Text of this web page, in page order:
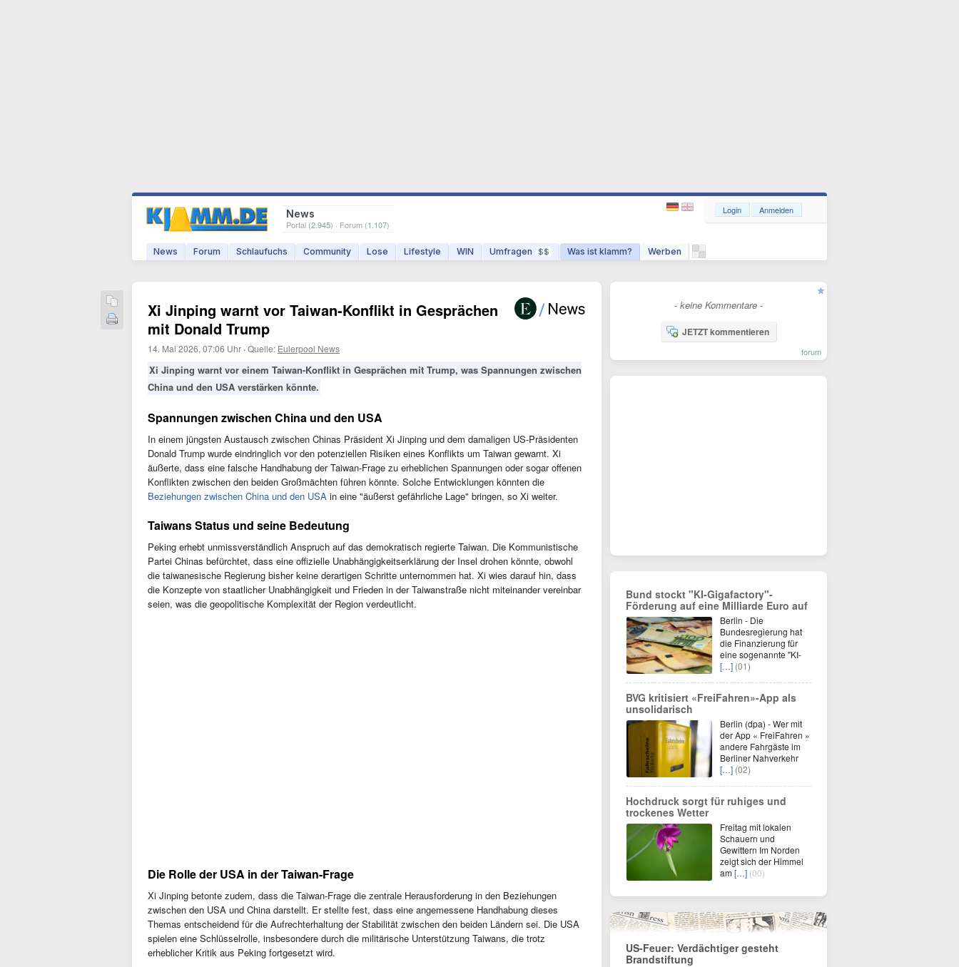
News
Portal (2.945) · Forum (1.107)
News Forum Schlaufuchs Community Lose Lifestyle WIN Umfragen $$ Was ist klamm? Werben
Login Anmelden
Xi Jinping warnt vor Taiwan-Konflikt in Gesprächen
mit Donald Trump
14. Mai 2026, 07:06 Uhr ·Quelle: Eulerpool News
Xi Jinping warnt vor einem Taiwan-Konflikt in Gesprächen mit Trump, was Spannungen zwischen
China und den USA verstärken könnte.
Spannungen zwischen China und den USA
In einem jüngsten Austausch zwischen Chinas Präsident Xi Jinping und dem damaligen US-Präsidenten
Donald Trump wurde eindringlich vor den potenziellen Risiken eines Konflikts um Taiwan gewarnt. Xi
äußerte, dass eine falsche Handhabung der Taiwan-Frage zu erheblichen Spannungen oder sogar offenen
Konflikten zwischen den beiden Großmächten führen könnte. Solche Entwicklungen könnten die
Beziehungen zwischen China und den USA in eine "äußerst gefährliche Lage" bringen, so Xi weiter.
Taiwans Status und seine Bedeutung
Peking erhebt unmissverständlich Anspruch auf das demokratisch regierte Taiwan. Die Kommunistische
Partei Chinas befürchtet, dass eine offizielle Unabhängigkeitserklärung der Insel drohen könnte, obwohl
die taiwanesische Regierung bisher keine derartigen Schritte unternommen hat. Xi wies darauf hin, dass
die Konzepte von staatlicher Unabhängigkeit und Frieden in der Taiwanstraße nicht miteinander vereinbar
seien, was die geopolitische Komplexität der Region verdeutlicht.
Die Rolle der USA in der Taiwan-Frage
Xi Jinping betonte zudem, dass die Taiwan-Frage die zentrale Herausforderung in den Beziehungen
zwischen den USA und China darstellt. Er stellte fest, dass eine angemessene Handhabung dieses
Themas entscheidend für die Aufrechterhaltung der Stabilität zwischen den beiden Ländern sei. Die USA
spielen eine Schlüsselrolle, insbesondere durch die militärische Unterstützung Taiwans, die trotz
erheblicher Kritik aus Peking fortgesetzt wird.
- keine Kommentare -
JETZT kommentieren
forum
Bund stockt "KI-Gigafactory"-
Förderung auf eine Milliarde Euro auf
Berlin - Die
Bundesregierung hat
die Finanzierung für
eine sogenannte "KI-
[…] (01)
BVG kritisiert «FreiFahren»-App als
unsolidarisch
Berlin (dpa) - Wer mit
der App « FreiFahren »
andere Fahrgäste im
Berliner Nahverkehr
[…] (02)
Hochdruck sorgt für ruhiges und
trockenes Wetter
Freitag mit lokalen
Schauern und
Gewittern Im Norden
zeigt sich der Himmel
am[…] (00)
US-Feuer: Verdächtiger gesteht
Brandstiftung